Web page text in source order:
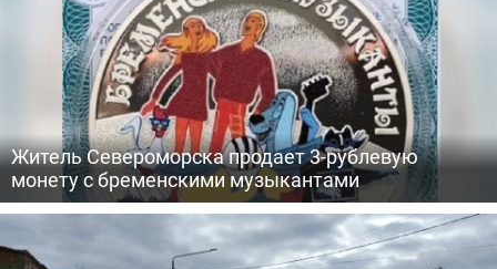
Житель Североморска продает 3-рублевую
монету с бременскими музыкантами